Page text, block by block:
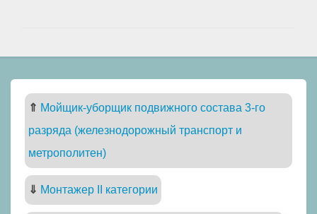
⇑ Мойщик-уборщик подвижного состава 3-го
разряда (железнодорожный транспорт и
метрополитен)
⇓ Монтажер II категории